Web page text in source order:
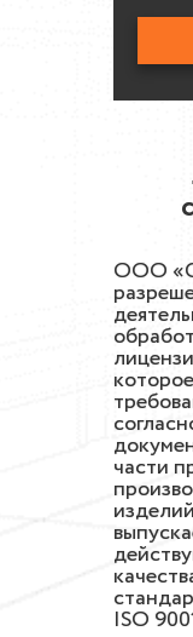
ООО
части
ISO